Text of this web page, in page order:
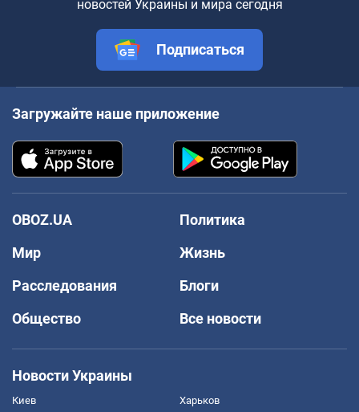
новостей Украины и мира сегодня
Подписаться
Загружайте наше приложение
OBOZ.UA
Политика
Мир
Жизнь
Расследования
Блоги
Общество
Все новости
Новости Украины
Киев Харьков